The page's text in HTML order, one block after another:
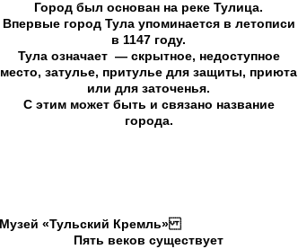
Город был основан на реке Тулица.
Впервые город Тула упоминается в летописи
в 1147 году.
Тула означает — скрытное, недоступное
место, затулье, притулье для защиты, приюта
или для заточенья.
С этим может быть и связано название
города.
Музей «Тульский Кремль»
Пять веков существует